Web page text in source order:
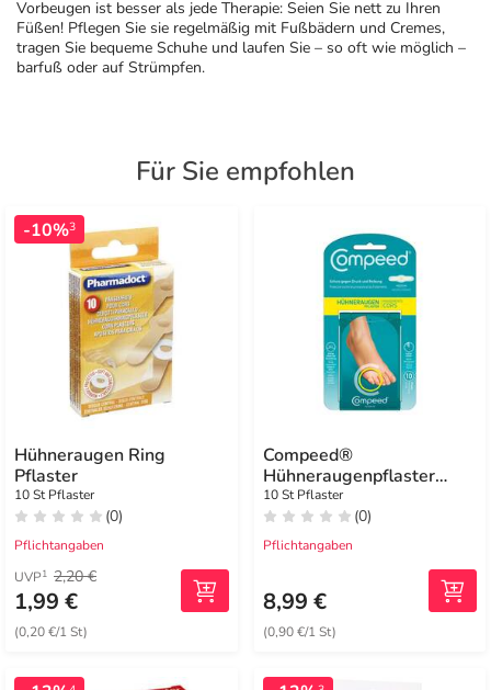
Vorbeugen ist besser als jede Therapie: Seien Sie nett zu Ihren
Füßen! Pflegen Sie sie regelmäßig mit Fußbädern und Cremes,
tragen Sie bequeme Schuhe und laufen Sie – so oft wie möglich –
barfuß oder auf Strümpfen.
Für Sie empfohlen
-10%3
Hühneraugen Ring
Pflaster
10 St Pflaster
(0)
Pflichtangaben
UVP1 2,20 €
1,99 €
(0,20 €/1 St)
Compeed®
Hühneraugenpflaster
Medium
10 St Pflaster
(0)
Pflichtangaben
8,99 €
(0,90 €/1 St)